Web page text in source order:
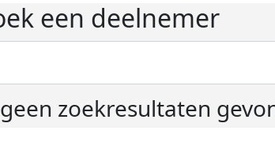
een deelnemer
zoekresultaten